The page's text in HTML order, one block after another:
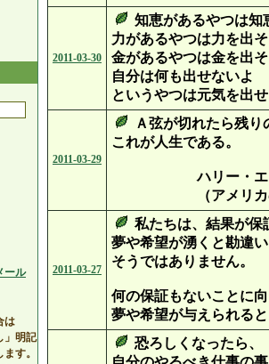
ール
は
」明記
す。
2011-03-30
知恵があるやつは知
力があるやつは力を出
金があるやつは金を出
自分は何も出せないよ
というやつは元気を出せ
2011-03-29
Ａ弦が切れたら残
これが人生である。
ハリー・エマソ
（アメリカのプ
2011-03-27
私たちは、結果が保
夢や希望が湧くと勘違
そうではありません。
何の保証もないことに
夢や希望が与えられる
恐ろしくなったら、